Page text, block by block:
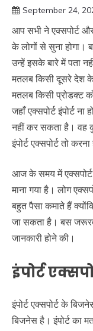
September 24,
आप सभी ने एक्सपोर्ट
के लोगों से सुना होगा।
उन्हें इसके बारे में पता
मतलब किसी दूसरे देश के
मतलब किसी प्रोडक्ट
जहाँ एक्सपोर्ट इंपोर्ट
नहीं कर सकता है। वह
इंपोर्ट एक्सपोर्ट तो
आज के समय में एक्सपोर्ट
माना गया है। लोग
बहुत पैसा कमाते हैं
जा सकता है। बस जरूरत
जानकारी होने की।
इंपोर्ट
इंपोर्ट एक्सपोर्ट के
बिजनेस है। इंपोर्ट का